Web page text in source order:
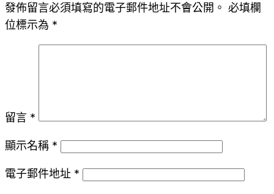
發佈留言必須填寫的電子郵件地址不會公開。 必填欄
位標示為 *
留言 *
顯示名稱 *
電子郵件地址 *